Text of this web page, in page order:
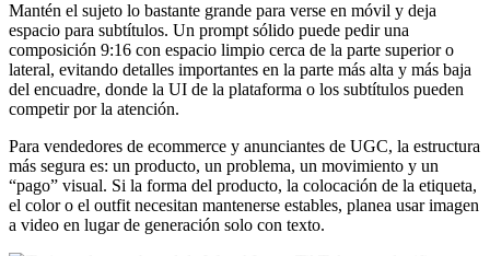
Mantén el sujeto lo bastante grande para verse en móvil y deja
espacio para subtítulos. Un prompt sólido puede pedir una
composición 9:16 con espacio limpio cerca de la parte superior o
lateral, evitando detalles importantes en la parte más alta y más baja
del encuadre, donde la UI de la plataforma o los subtítulos pueden
competir por la atención.
Para vendedores de ecommerce y anunciantes de UGC, la estructura
más segura es: un producto, un problema, un movimiento y un
“pago” visual. Si la forma del producto, la colocación de la etiqueta,
el color o el outfit necesitan mantenerse estables, planea usar imagen
a video en lugar de generación solo con texto.